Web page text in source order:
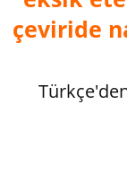
çeviride